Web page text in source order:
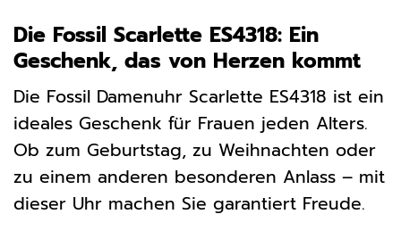
Die Fossil Scarlette ES4318: Ein
Geschenk, das von Herzen kommt
Die Fossil Damenuhr Scarlette ES4318 ist ein
ideales Geschenk für Frauen jeden Alters.
Ob zum Geburtstag, zu Weihnachten oder
zu einem anderen besonderen Anlass – mit
dieser Uhr machen Sie garantiert Freude.